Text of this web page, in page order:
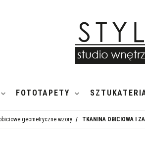
FOTOTAPETY
geometryczne wzory / TKANINA OBICIOWA I